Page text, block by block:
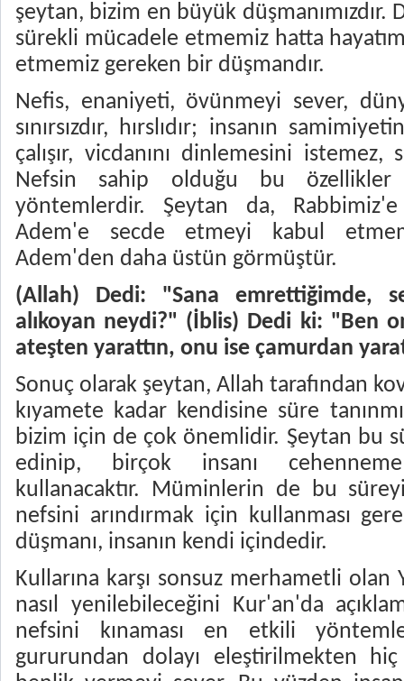
şeytan, bizim en büyük düşmanımızdır.
sürekli mücadele etmemiz hatta
etmemiz gereken bir düşmandır.
Nefis, enaniyeti, övünmeyi sever,
sınırsızdır, hırslıdır; insanın
çalışır, vicdanını dinlemesini
Nefsin sahip olduğu bu özellikler
yöntemlerdir. Şeytan da, Rabbimiz'e
Adem'e secde etmeyi kabul
Adem'den daha üstün görmüştür.
(Allah) Dedi: "Sana emrettiğimde,
alıkoyan neydi?" (İblis) Dedi ki: "Ben
ateşten yarattın, onu ise çamurdan
Sonuç olarak şeytan, Allah tarafından
kıyamete kadar kendisine süre
bizim için de çok önemlidir. Şeytan bu
edinip, birçok insanı
kullanacaktır. Müminlerin de bu
nefsini arındırmak için kullanması
düşmanı, insanın kendi içindedir.
Kullarına karşı sonsuz merhametli olan
nasıl yenilebileceğini Kur'an'da
nefsini kınaması en etkili
gururundan dolayı eleştirilmekten